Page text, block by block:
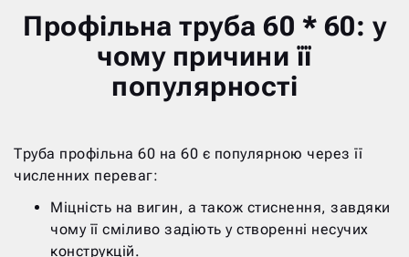
Профільна труба 60 * 60: у
чому причини її
популярності
Труба профільна 60 на 60 є популярною через її
численних переваг:
Міцність на вигин, а також стиснення, завдяки
чому її сміливо задіють у створенні несучих
конструкцій.